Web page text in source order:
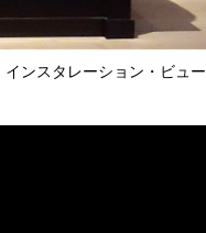
ンスタレーション・ビュー